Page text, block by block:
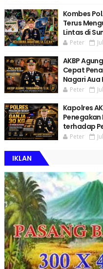
Kombes
Terus
Lintas di
Peter
AKBP
Cepat
Nagari Aua
Peter
Kapolres
Penegakan
terhadap
Peter
IKLAN